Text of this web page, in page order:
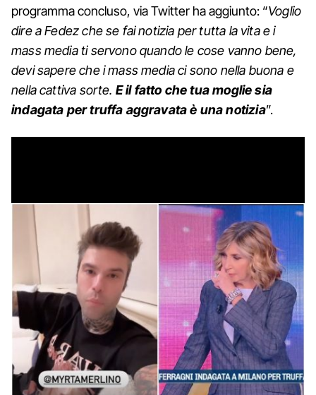
programma concluso, via Twitter ha aggiunto: “Voglio
dire a Fedez che se fai notizia per tutta la vita e i
mass media ti servono quando le cose vanno bene,
devi sapere che i mass media ci sono nella buona e
nella cattiva sorte. E il fatto che tua moglie sia
indagata per truffa aggravata è una notizia”.